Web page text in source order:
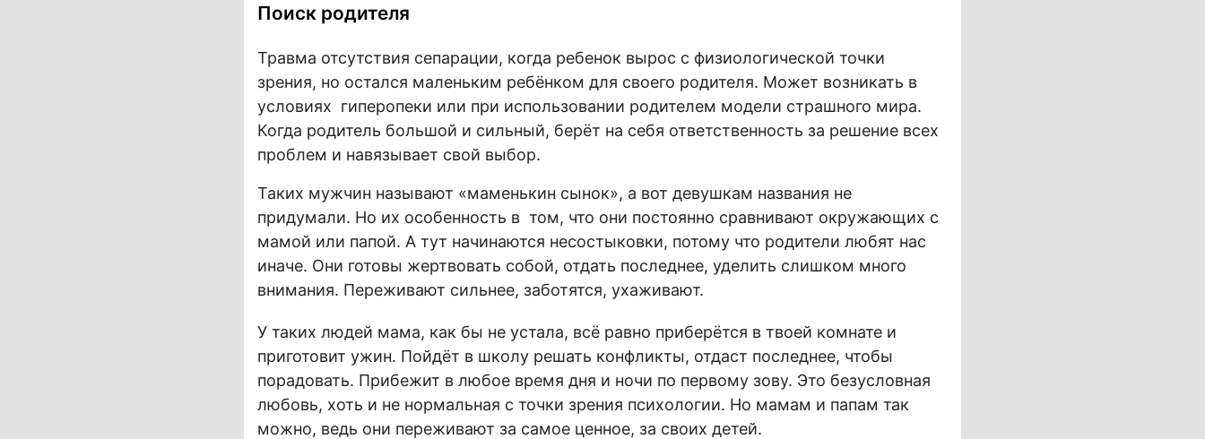
Поиск родителя
Травма отсутствия сепарации, когда ребенок вырос с физиологической точки
зрения, но остался маленьким ребёнком для своего родителя. Может возникать в
условиях гиперопеки или при использовании родителем модели страшного мира.
Когда родитель большой и сильный, берёт на себя ответственность за решение всех
проблем и навязывает свой выбор.
Таких мужчин называют «маменькин сынок», а вот девушкам названия не
придумали. Но их особенность в том, что они постоянно сравнивают окружающих с
мамой или папой. А тут начинаются несостыковки, потому что родители любят нас
иначе. Они готовы жертвовать собой, отдать последнее, уделить слишком много
внимания. Переживают сильнее, заботятся, ухаживают.
У таких людей мама, как бы не устала, всё равно приберётся в твоей комнате и
приготовит ужин. Пойдёт в школу решать конфликты, отдаст последнее, чтобы
порадовать. Прибежит в любое время дня и ночи по первому зову. Это безусловная
любовь, хоть и не нормальная с точки зрения психологии. Но мамам и папам так
можно, ведь они переживают за самое ценное, за своих детей.